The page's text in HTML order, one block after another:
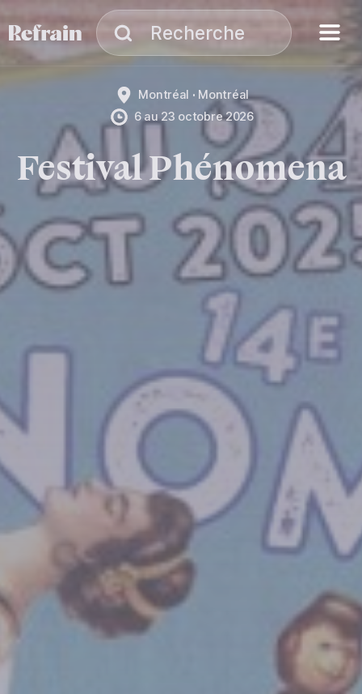
Recherche
Menu
Montréal
Montréal
6 au 23 octobre 2026
Festival Phénomena